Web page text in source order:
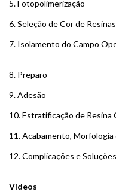
5. Fotopolimerização
6. Seleção de Cor de
7. Isolamento do Campo
8. Preparo
9. Adesão
10. Estratificação de Resina
11. Acabamento,
12. Complicações e Soluções
Vídeos